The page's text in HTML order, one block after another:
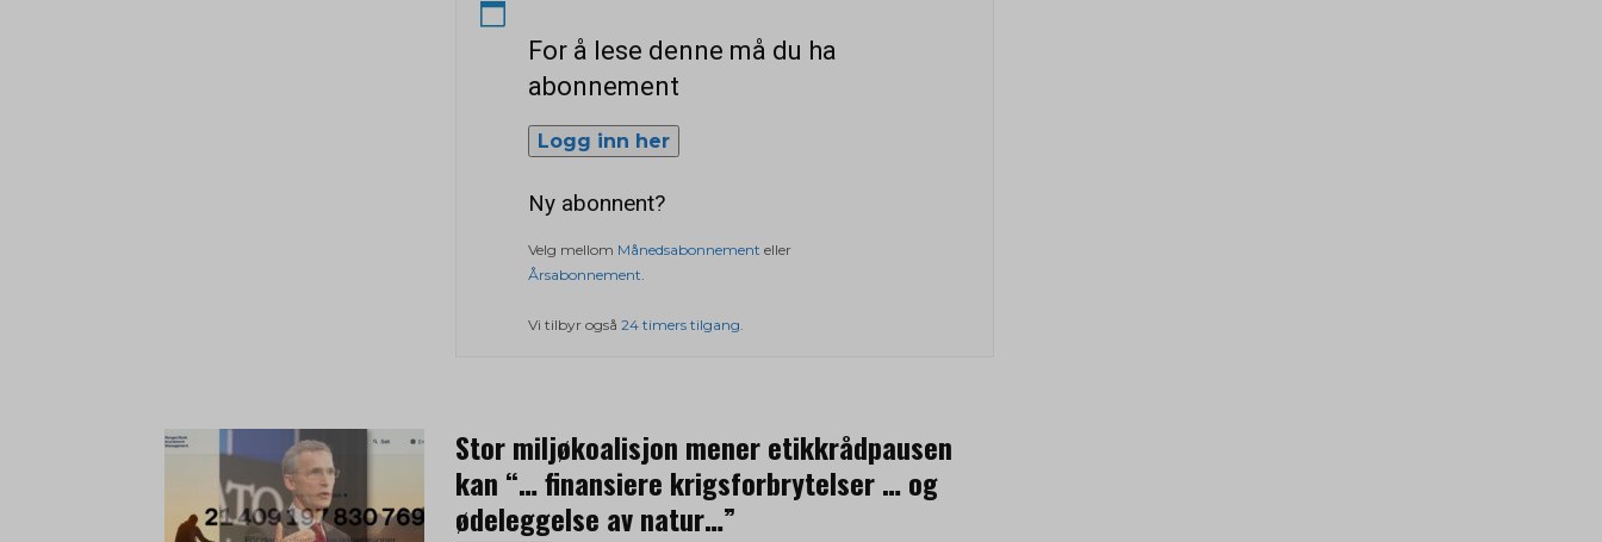
For å lese denne må du ha
abonnement
Logg inn her
Ny abonnent?
Velg mellom Månedsabonnement eller
Årsabonnement.
Vi tilbyr også 24 timers tilgang.
Stor miljøkoalisjon mener etikkrådpausen
kan “… finansiere krigsforbrytelser … og
ødeleggelse av natur…”